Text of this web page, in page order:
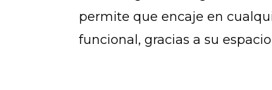
permite que encaje en
funcional, gracias a su